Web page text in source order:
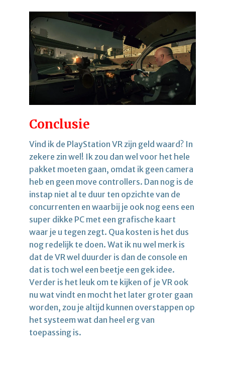
Conclusie
Vind ik de PlayStation VR zijn geld waard? In
zekere zin wel! Ik zou dan wel voor het hele
pakket moeten gaan, omdat ik geen camera
heb en geen move controllers. Dan nog is de
instap niet al te duur ten opzichte van de
concurrenten en waarbij je ook nog eens een
super dikke PC met een grafische kaart
waar je u tegen zegt. Qua kosten is het dus
nog redelijk te doen. Wat ik nu wel merk is
dat de VR wel duurder is dan de console en
dat is toch wel een beetje een gek idee.
Verder is het leuk om te kijken of je VR ook
nu wat vindt en mocht het later groter gaan
worden, zou je altijd kunnen overstappen op
het systeem wat dan heel erg van
toepassing is.